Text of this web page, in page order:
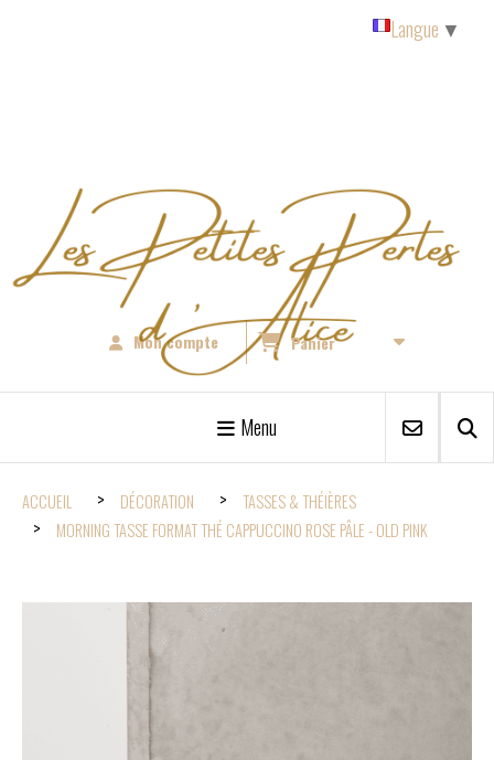
Mon compte Panier
Menu
ACCUEIL DÉCORATION
TASSES & THÉIÈRES
MORNING TASSE FORMAT THÉ CAPPUCCINO ROSE PÂLE - OLD PINK
Langue ▼